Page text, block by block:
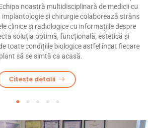
noastră multidisciplinară de medicii cu
implantologie și chirurgie colaborează strâns
clinice și radiologice cu informațiile despre
soluția optimă, funcțională, estetică și
toate condițiile biologice astfel încat fiecare
să se simtă ca acasă.
Citeste detalii
1 2 3 4 5